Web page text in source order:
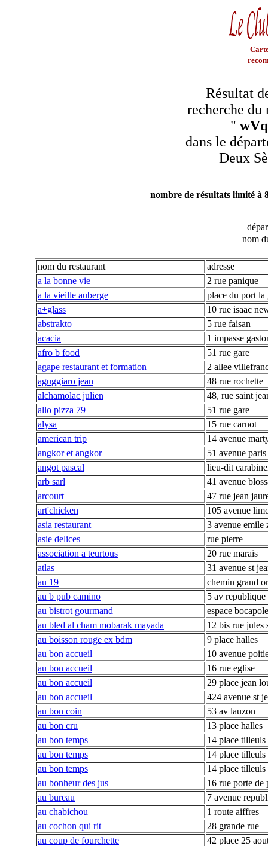
Résultat
recherche du
"
dans le
Deux
nombre de résultats limité à
nom
nom du restaurant
adresse
a la bonne vie
2 rue panique
a la vieille auberge
place du port la
a+glass
10 rue isaac
abstrakto
5 rue faisan
acacia
1 impasse
afro b food
51 rue gare
agape restaurant et formation
2 allee
aguggiaro jean
48 rue rochette
alchamolac julien
48, rue saint
allo pizza 79
51 rue gare
alysa
15 rue carnot
american trip
14 avenue
angkor et angkor
51 avenue paris
angot pascal
lieu-dit
arb sarl
41 avenue
arcourt
47 rue jean
art'chicken
105 avenue
asia restaurant
3 avenue emile
asie delices
rue pierre
association a teurtous
20 rue marais
atlas
31 avenue st
au 19
chemin grand
au b pub camino
5 av republique
au bistrot gourmand
espace bocapole
au bled al cham mobarak mayada
12 bis rue jules
au boisson rouge ex bdm
9 place halles
au bon accueil
10 avenue
au bon accueil
16 rue eglise
au bon accueil
29 place jean
au bon accueil
424 avenue st
au bon coin
53 av lauzon
au bon cru
13 place halles
au bon temps
14 place tilleuls
au bon temps
14 place tilleuls
au bon temps
14 place tilleuls
au bonheur des jus
16 rue porte de
au bureau
7 avenue
au chabichou
1 route aiffres
au cochon qui rit
28 grande rue
au coup de fourchette
42 place 25